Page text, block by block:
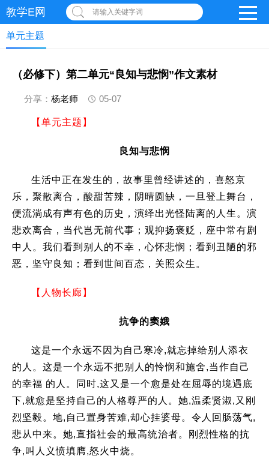
教学E网 请输入关键字词
单元主题
（必修下）第二单元“良知与悲悯”作文素材
分享： 杨老师 05-07
【单元主题】
良知与悲悯
生活中正在发生的，故事里曾经讲述的，喜怒京
乐，聚散离合，酸甜苦辣，阴晴圆缺，一旦登上舞台，
便流淌成有声有色的历史，演绎出光怪陆离的人生。演
悲欢离合，当代岂无前代事；观抑扬褒贬，座中常有剧
中人。我们看到别人的不幸，心怀悲悯；看到丑陋的邪
恶，坚守良知；看到世间百态，关照众生。
【人物长廊】
抗争的窦娥
这是一个永远不因为自己寒冷,就忘掉给别人添衣
的人。这是一个永远不把别人的怜悯和施舍,当作自己
的幸福 的人。同时,这又是一个愈是处在屈辱的境遇底
下,就愈是坚持自己的人格尊严的人。她,温柔贤淑, 又刚
烈坚毅。地, 自己置身苦难,却心挂婆母。令人回肠荡气,
悲从中来。她,直指社会的最高统治者。刚烈性格的抗
争,叫人义愤填膺,怒火中烧。